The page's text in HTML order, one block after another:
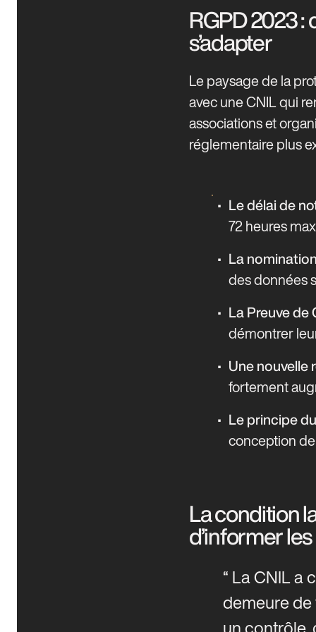
RGPD 2023 :
s’adapter
Le paysage de la
avec une CNIL qui
associations et
réglementaire plus
Le délai de
72 heures
La
des données
La Preuve de
démontrer
Une nouvelle
fortement
Le principe
conception
La condition
d’informer
La CNIL a
demeure de